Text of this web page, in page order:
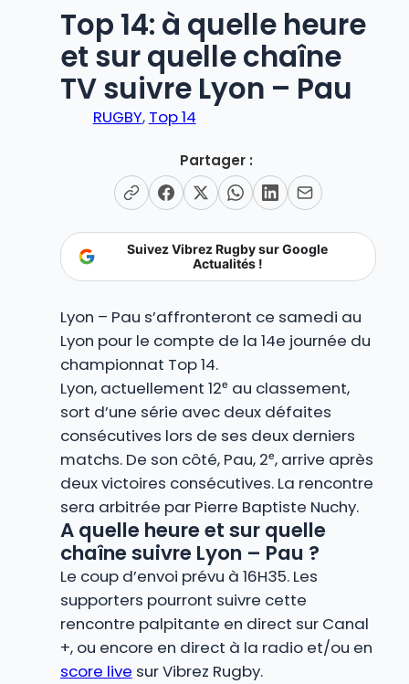
Top 14: à quelle heure
et sur quelle chaîne
TV suivre Lyon – Pau
RUGBY, Top 14
Partager :
Suivez Vibrez Rugby sur Google
Actualités !
Lyon – Pau s’affronteront ce samedi au
Lyon pour le compte de la 14e journée du
championnat Top 14.
Lyon, actuellement 12ᵉ au classement,
sort d’une série avec deux défaites
consécutives lors de ses deux derniers
matchs. De son côté, Pau, 2ᵉ, arrive après
deux victoires consécutives. La rencontre
sera arbitrée par Pierre Baptiste Nuchy.
A quelle heure et sur quelle
chaîne suivre Lyon – Pau ?
Le coup d’envoi prévu à 16H35. Les
supporters pourront suivre cette
rencontre palpitante en direct sur Canal
+, ou encore en direct à la radio et/ou en
score live sur Vibrez Rugby.